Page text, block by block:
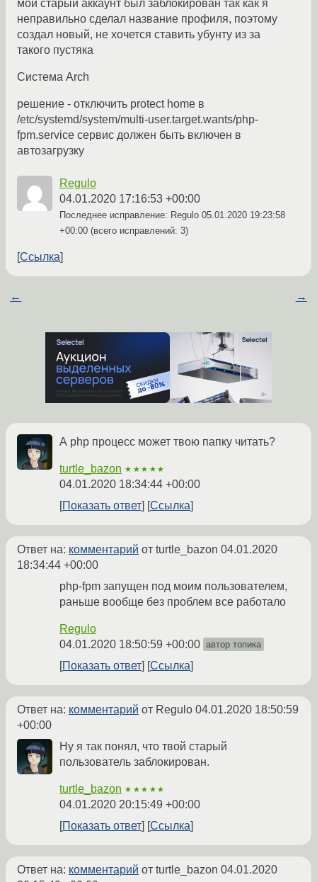
мой старый аккаунт был заблокирован так как я
неправильно сделал название профиля, поэтому
создал новый, не хочется ставить убунту из за
такого пустяка
Система Arch
решение - отключить protect home в
/etc/systemd/system/multi-user.target.wants/php-
fpm.service сервис должен быть включен в
автозагрузку
Regulo
04.01.2020 17:16:53 +00:00
Последнее исправление: Regulo 05.01.2020 19:23:58
+00:00 (всего исправлений: 3)
Ссылка
← →
А php процесс может твою папку читать?
turtle_bazon ★★★★★
04.01.2020 18:34:44 +00:00
Показать ответ
Ссылка
Ответ на: комментарий от turtle_bazon 04.01.2020
18:34:44 +00:00
php-fpm запущен под моим пользователем,
раньше вообще без проблем все работало
Regulo
04.01.2020 18:50:59 +00:00 автор топика
Показать ответ Ссылка
Ответ на: комментарий от Regulo 04.01.2020 18:50:59
+00:00
Ну я так понял, что твой старый
пользователь заблокирован.
turtle_bazon ★★★★★
04.01.2020 20:15:49 +00:00
Показать ответ
Ссылка
Ответ на: комментарий от turtle_bazon 04.01.2020